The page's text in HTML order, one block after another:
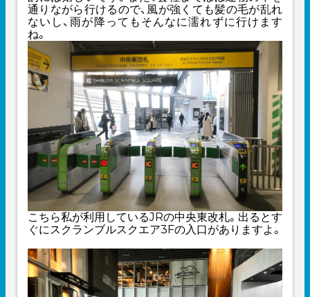
通りながら行けるので、風が強くても髪の毛が乱れ
ないし、雨が降ってもそんなに濡れずに行けます
ね。
こちら私が利用しているJRの中央東改札。出るとす
ぐにスクランブルスクエア3Fの入口がありますよ。